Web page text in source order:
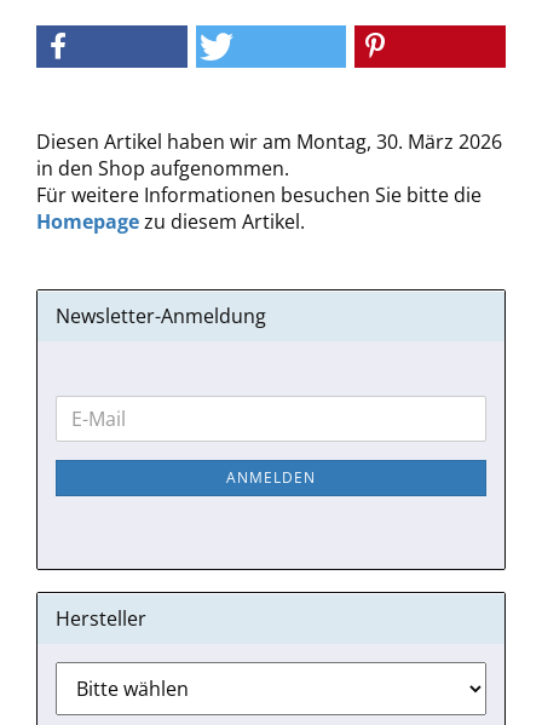
Diesen Artikel haben wir am Montag, 30. März 2026
in den Shop aufgenommen.
Für weitere Informationen besuchen Sie bitte die
Homepagezu diesem Artikel.
Newsletter-Anmeldung
WEITER
ZUR
NEWSLETTER-
E-
Mail
ANMELDEN
Hersteller